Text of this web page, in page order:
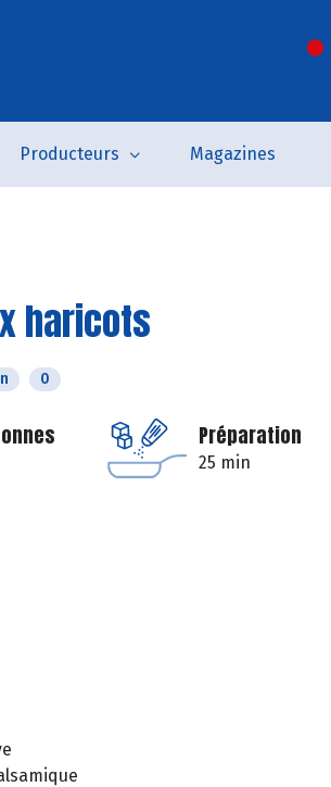
Producteurs Magazines
haricots
0
Préparation
25 min